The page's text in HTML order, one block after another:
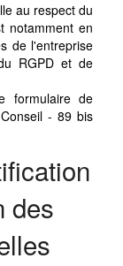
au respect du
notamment en
de l'entreprise
RGPD et de
formulaire de
- 89 bis
des